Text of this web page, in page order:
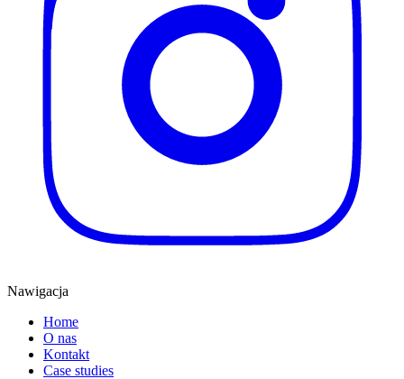
Nawigacja
Home
O nas
Kontakt
Case studies